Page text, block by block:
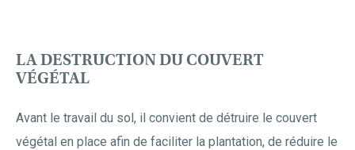
LA DESTRUCTION DU COUVERT
VÉGÉTAL
Avant le travail du sol, il convient de détruire le couvert
végétal en place afin de faciliter la plantation, de réduire le